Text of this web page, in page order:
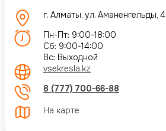
г. Алматы, ул. Аманенгельды, 4
Пн-Пт: 9:00-18:00
Сб: 9:00-14:00
Вс: Выходной
vsekresla.kz
8 (777) 700-66-88
На карте